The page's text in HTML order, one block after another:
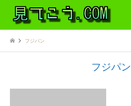
フジパン
フジパン